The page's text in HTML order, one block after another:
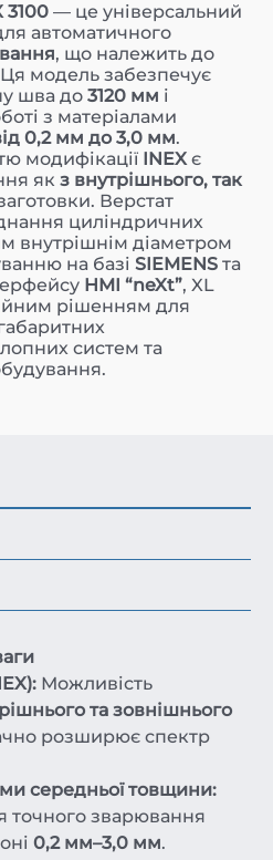
3100 — це універсальний
автоматичного
, що належить до
модель забезпечує
шва до 3120 мм і
з матеріалами
0,2 мм до 3,0 мм.
модифікації INEXє
як з внутрішнього, так
Верстат
циліндричних
внутрішнім діаметром
на базі SIEMENS та
HMI “neXt”, XL
рішенням для
систем та
Можливість
та зовнішнього
розширює спектр
середньої товщини:
точного зварювання
0,2 мм–3,0 мм.